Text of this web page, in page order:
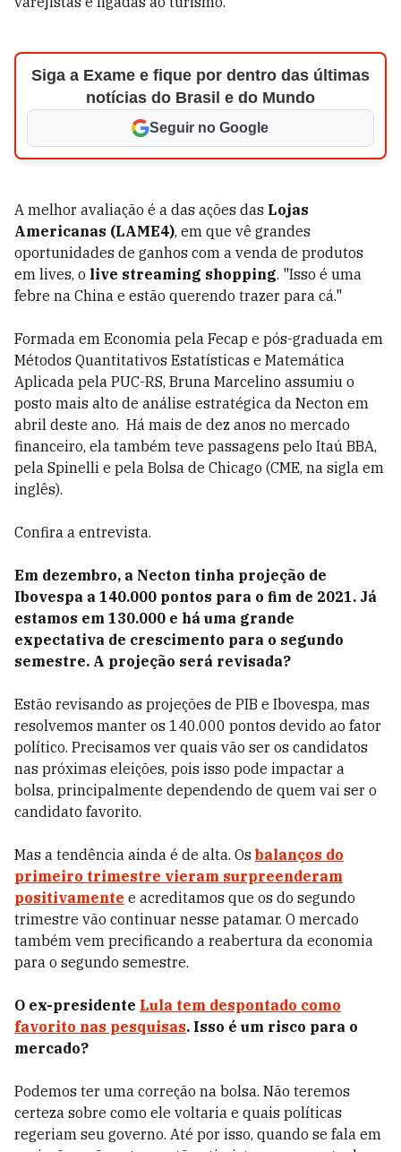
Siga a Exame e fique por dentro das últimas
notícias do Brasil e do Mundo
Seguir no Google
A melhor avaliação é a das ações das Lojas
Americanas (LAME4), em que vê grandes
oportunidades de ganhos com a venda de produtos
em lives, o live streaming shopping. "Isso é uma
febre na China e estão querendo trazer para cá."
Formada em Economia pela Fecap e pós-graduada em
Métodos Quantitativos Estatísticas e Matemática
Aplicada pela PUC-RS, Bruna Marcelino assumiu o
posto mais alto de análise estratégica da Necton em
abril deste ano. Há mais de dez anos no mercado
financeiro, ela também teve passagens pelo Itaú BBA,
pela Spinelli e pela Bolsa de Chicago (CME, na sigla em
inglês).
Confira a entrevista.
Em dezembro, a Necton tinha projeção de
Ibovespa a 140.000 pontos para o fim de 2021. Já
estamos em 130.000 e há uma grande
expectativa de crescimento para o segundo
semestre. A projeção será revisada?
Estão revisando as projeções de PIB e Ibovespa, mas
resolvemos manter os 140.000 pontos devido ao fator
político. Precisamos ver quais vão ser os candidatos
nas próximas eleições, pois isso pode impactar a
bolsa, principalmente dependendo de quem vai ser o
candidato favorito.
Mas a tendência ainda é de alta. Os balanços do
primeiro trimestre vieram surpreenderam
positivamente e acreditamos que os do segundo
trimestre vão continuar nesse patamar. O mercado
também vem precificando a reabertura da economia
para o segundo semestre.
O ex-presidente Lula tem despontado como
favorito nas pesquisas. Isso é um risco para o
mercado?
Podemos ter uma correção na bolsa. Não teremos
certeza sobre como ele voltaria e quais políticas
regeriam seu governo. Até por isso, quando se fala em